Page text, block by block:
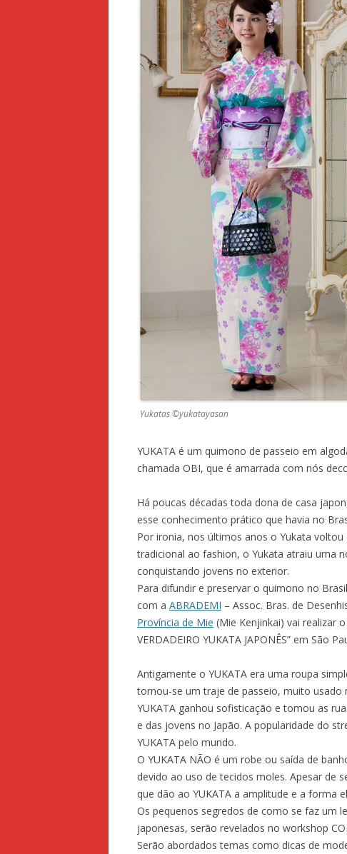
Yukatas ©yukatayasan
YUKATA é um quimono de passeio em
chamada OBI, que é amarrada com nós
Há poucas décadas toda dona de casa
esse conhecimento prático que havia no
Por ironia, nos últimos anos o Yukata
tradicional ao fashion, o Yukata atraiu uma
conquistando jovens no exterior.
Para difundir e preservar o quimono no
com a ABRADEMI – Assoc. Bras. de
Província de Mie (Mie Kenjinkai) vai realizar o
VERDADEIRO YUKATA JAPONÊS” em São
Antigamente o YUKATA era uma roupa
tornou-se um traje de passeio, muito
YUKATA ganhou sofisticação e tomou as
e das jovens no Japão. A popularidade do
YUKATA pelo mundo.
O YUKATA NÃO é um robe ou saída de
devido ao uso de tecidos moles. Apesar de
que dão ao YUKATA a amplitude e a forma
Os pequenos segredos de como se faz um
japonesas, serão revelados no workshop
Serão abordados temas como dicas de